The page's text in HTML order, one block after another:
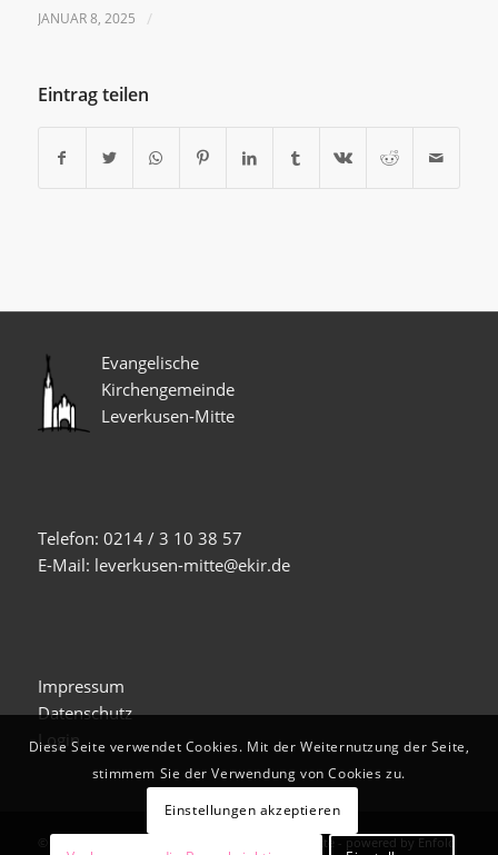
JANUAR 8, 2025 /
Eintrag teilen
Evangelische
Kirchengemeinde
Leverkusen-Mitte
Telefon: 0214 / 3 10 38 57
E-Mail: leverkusen-mitte@ekir.de
Impressum
Datenschutz
Login
Evangelische Kirche Leverkusen-Mitte - powered by Enfold
Diese Seite verwendet Cookies. Mit der Weiternutzung der Seite,
stimmem Sie der Verwendung von Cookies zu.
Einstellungen akzeptieren